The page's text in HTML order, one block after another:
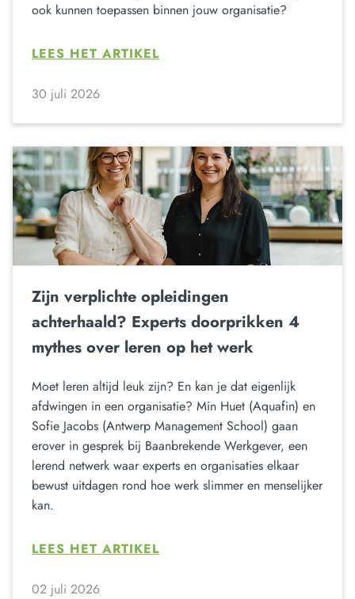
ook kunnen toepassen binnen jouw organisatie?
LEES HET ARTIKEL
30 juli 2026
Zijn verplichte opleidingen
achterhaald? Experts doorprikken 4
mythes over leren op het werk
Moet leren altijd leuk zijn? En kan je dat eigenlijk
afdwingen in een organisatie? Min Huet (Aquafin) en
Sofie Jacobs (Antwerp Management School) gaan
erover in gesprek bij Baanbrekende Werkgever, een
lerend netwerk waar experts en organisaties elkaar
bewust uitdagen rond hoe werk slimmer en menselijker
kan.
LEES HET ARTIKEL
02 juli 2026